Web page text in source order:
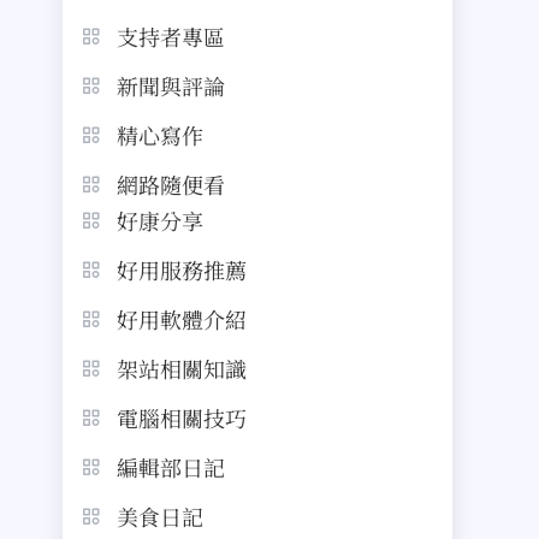
支持者專區
新聞與評論
精心寫作
網路隨便看
好康分享
好用服務推薦
好用軟體介紹
架站相關知識
電腦相關技巧
編輯部日記
美食日記